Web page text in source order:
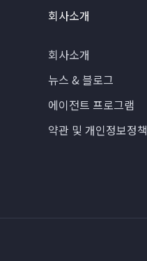
회사소개
회사소개
뉴스 & 블로그
에이전트 프로그램
약관 및 개인정보정책